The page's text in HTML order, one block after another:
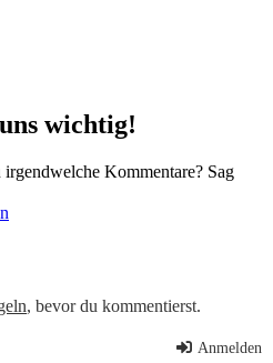
wichtig!
Kommentare? Sag
, bevor du kommentierst.
Anmelden